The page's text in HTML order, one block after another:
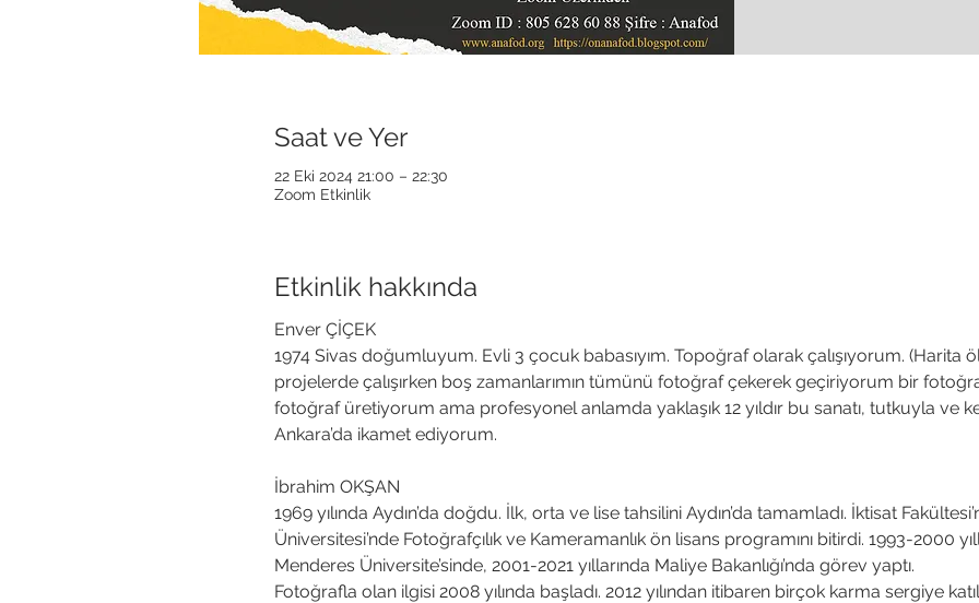
Saat ve Yer
22 Eki 2024 21:00 – 22:30
Zoom Etkinlik
Etkinlik hakkında
Enver ÇİÇEK
1974 Sivas doğumluyum. Evli 3 çocuk babasıyım. Topoğraf olarak çalışıyorum. (Harita
projelerde çalışırken boş zamanlarımın tümünü fotoğraf çekerek geçiriyorum bir
fotoğraf üretiyorum ama profesyonel anlamda yaklaşık 12 yıldır bu sanatı, tutkuyla ve
Ankara’da ikamet ediyorum.
İbrahim OKŞAN
1969 yılında Aydın’da doğdu. İlk, orta ve lise tahsilini Aydın’da tamamladı. İktisat
Üniversitesi’nde Fotoğrafçılık ve Kameramanlık ön lisans programını bitirdi. 1993-2000
Menderes Üniversite’sinde, 2001-2021 yıllarında Maliye Bakanlığı’nda görev yaptı.
Fotoğrafla olan ilgisi 2008 yılında başladı. 2012 yılından itibaren birçok karma sergiye